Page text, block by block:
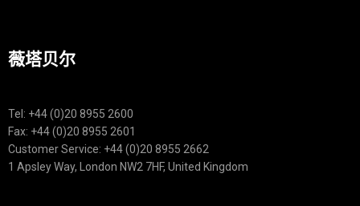
薇塔贝尔
Tel: +44 (0)20 8955 2600
Fax: +44 (0)20 8955 2601
Customer Service: +44 (0)20 8955 2662
1 Apsley Way, London NW2 7HF, United Kingdom